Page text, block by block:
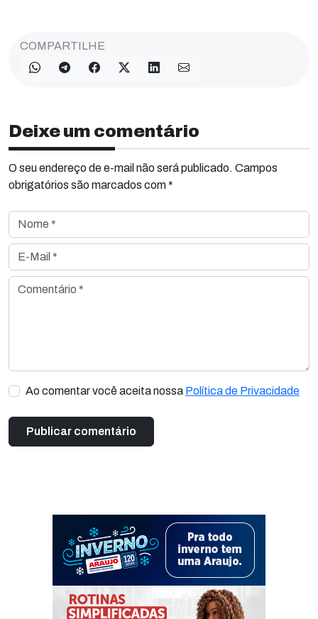
COMPARTILHE
Deixe um comentário
O seu endereço de e-mail não será publicado. Campos
obrigatórios são marcados com *
Nome *
E-Mail *
Comentário *
Ao comentar você aceita nossa Política de Privacidade